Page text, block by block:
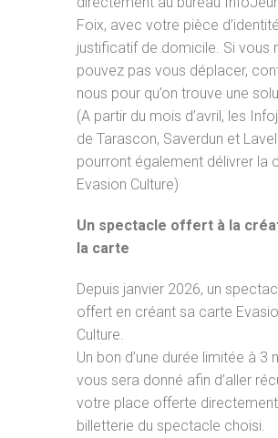
Foix, avec votre pièce
justificatif de domicile. Si vous
pouvez pas vous déplacer,
nous pour qu’on trouve une
(A partir du mois d’avril, les
de Tarascon, Saverdun et
pourront également délivrer la
Evasion Culture)
Un spectacle offert à la
la carte
Depuis janvier 2026, un
offert en créant sa carte
Culture.
Un bon d’une durée limitée à 3
vous sera donné afin d’aller
votre place offerte
billetterie du spectacle choisi.